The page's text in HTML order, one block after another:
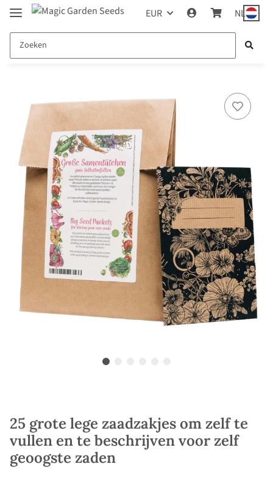
EUR NL
25 grote lege zaadzakjes om zelf te
vullen en te beschrijven voor zelf
geoogste zaden